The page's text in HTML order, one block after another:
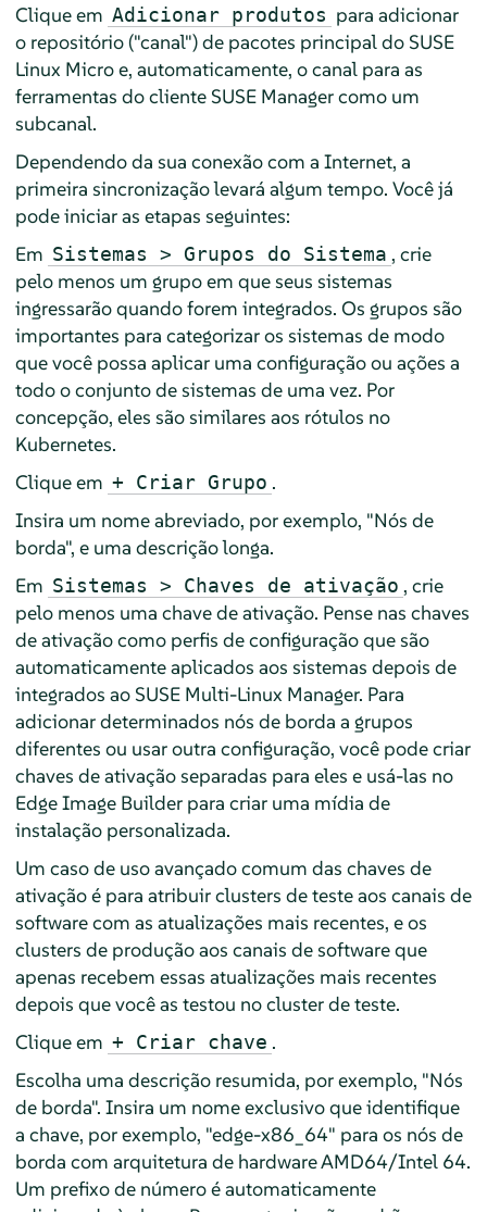
Clique em Adicionar produtos para adicionar
o repositório ("canal") de pacotes principal do SUSE
Linux Micro e, automaticamente, o canal para as
ferramentas do cliente SUSE Manager como um
subcanal.
Dependendo da sua conexão com a Internet, a
primeira sincronização levará algum tempo. Você já
pode iniciar as etapas seguintes:
Em Sistemas > Grupos do Sistema , crie
pelo menos um grupo em que seus sistemas
ingressarão quando forem integrados. Os grupos são
importantes para categorizar os sistemas de modo
que você possa aplicar uma configuração ou ações a
todo o conjunto de sistemas de uma vez. Por
concepção, eles são similares aos rótulos no
Kubernetes.
Clique em + Criar Grupo .
Insira um nome abreviado, por exemplo, "Nós de
borda", e uma descrição longa.
Em Sistemas > Chaves de ativação , crie
pelo menos uma chave de ativação. Pense nas chaves
de ativação como perfis de configuração que são
automaticamente aplicados aos sistemas depois de
integrados ao SUSE Multi-Linux Manager. Para
adicionar determinados nós de borda a grupos
diferentes ou usar outra configuração, você pode criar
chaves de ativação separadas para eles e usá-las no
Edge Image Builder para criar uma mídia de
instalação personalizada.
Um caso de uso avançado comum das chaves de
ativação é para atribuir clusters de teste aos canais de
software com as atualizações mais recentes, e os
clusters de produção aos canais de software que
apenas recebem essas atualizações mais recentes
depois que você as testou no cluster de teste.
Clique em + Criar chave .
Escolha uma descrição resumida, por exemplo, "Nós
de borda". Insira um nome exclusivo que identifique
a chave, por exemplo, "edge-x86_64" para os nós de
borda com arquitetura de hardware AMD64/Intel 64.
Um prefixo de número é automaticamente